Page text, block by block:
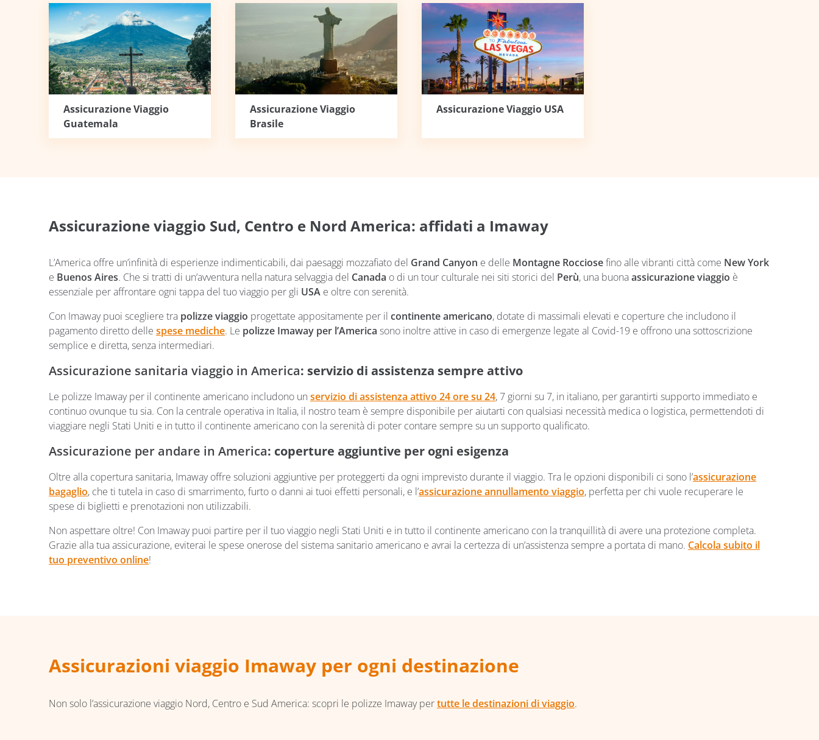
Assicurazione Viaggio
Guatemala
Assicurazione Viaggio
Brasile
Assicurazione Viaggio USA
Assicurazione viaggio Sud, Centro e Nord America: affidati a Imaway
L’America offre un’infinità di esperienze indimenticabili, dai paesaggi mozzafiato del Grand Canyon e delle Montagne Rocciosefino alle vibranti città come New York
e Buenos Aires. Che si tratti di un’avventura nella natura selvaggia del Canada o di un tour culturale nei siti storici del Perù, una buonaassicurazione viaggio è
essenziale per affrontare ogni tappa del tuo viaggio per gli USA e oltre con serenità.
Con Imaway puoi scegliere tra polizze viaggio progettate appositamente per il continente americano, dotate di massimali elevati e coperture che includono il
pagamento diretto delle spese mediche. Le polizze Imaway per l’America sono inoltre attive in caso di emergenze legate al Covid-19 e offrono una sottoscrizione
semplice e diretta, senza intermediari.
Assicurazione sanitaria viaggio in America: servizio di assistenza sempre attivo
Le polizze Imaway per il continente americano includono un servizio di assistenza attivo 24 ore su 24, 7 giorni su 7, in italiano, per garantirti supporto immediato e
continuo ovunque tu sia. Con la centrale operativa in Italia, il nostro team è sempre disponibile per aiutarti con qualsiasi necessità medica o logistica, permettendoti di
viaggiare negli Stati Uniti e in tutto il continente americano con la serenità di poter contare sempre su un supporto qualificato.
Assicurazione per andare in America: coperture aggiuntive per ogni esigenza
Oltre alla copertura sanitaria, Imaway offre soluzioni aggiuntive per proteggerti da ogni imprevisto durante il viaggio. Tra le opzioni disponibili ci sono l’assicurazione
bagaglio, che ti tutela in caso di smarrimento, furto o danni ai tuoi effetti personali, e l’assicurazione annullamento viaggio, perfetta per chi vuole recuperare le
spese di biglietti e prenotazioni non utilizzabili.
Non aspettare oltre! Con Imaway puoi partire per il tuo viaggio negli Stati Uniti e in tutto il continente americano con la tranquillità di avere una protezione completa.
Grazie alla tua assicurazione, eviterai le spese onerose del sistema sanitario americano e avrai la certezza di un’assistenza sempre a portata di mano. Calcola subito il
tuo preventivo online!
Assicurazioni viaggio Imaway per ogni destinazione
Non solo l’assicurazione viaggio Nord, Centro e Sud America: scopri le polizze Imaway pertutte le destinazioni di viaggio.